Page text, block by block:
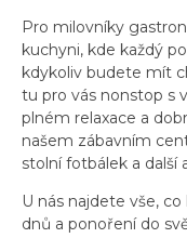
Pro milovníky
kuchyni, kde každý
kdykoliv budete mít
tu pro vás nonstop s
plném relaxace a
našem zábavním
stolní fotbálek a další
U nás najdete vše,
dnů a ponoření do